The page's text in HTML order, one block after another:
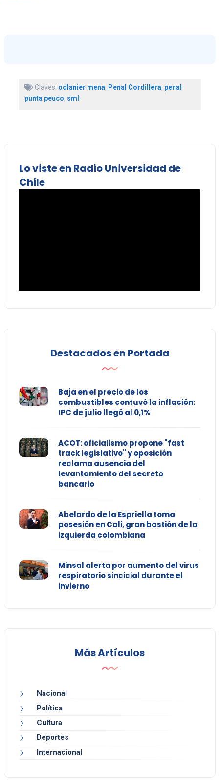
Claves: odlanier mena, Penal Cordillera, penal
punta peuco, sml
Lo viste en Radio Universidad de
Chile
Destacados en Portada
Baja en el precio de los
combustibles contuvó la inflación:
IPC de julio llegó al 0,1%
ACOT: oficialismo propone "fast
track legislativo" y oposición
reclama ausencia del
levantamiento del secreto
bancario
Abelardo de la Espriella toma
posesión en Cali, gran bastión de la
izquierda colombiana
Minsal alerta por aumento del virus
respiratorio sincicial durante el
invierno
Más Artículos
Nacional
Política
Cultura
Deportes
Internacional